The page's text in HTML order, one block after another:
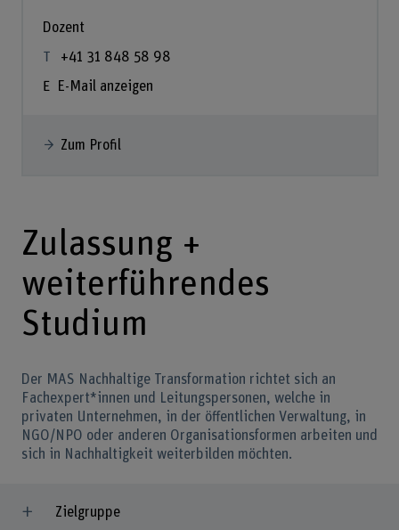
Dozent
+41 31 848 58 98
E-Mail anzeigen
Zum Profil
Zulassung +
weiterführendes
Studium
Der MAS Nachhaltige Transformation richtet sich an
Fachexpert*innen und Leitungspersonen, welche in
privaten Unternehmen, in der öffentlichen Verwaltung, in
NGO/NPO oder anderen Organisationsformen arbeiten und
sich in Nachhaltigkeit weiterbilden möchten.
Zielgruppe